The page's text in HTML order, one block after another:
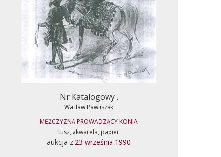
Nr Katalogowy .
Wacław Pawliszak
MĘŻCZYZNA PROWADZĄCY KONIA
tusz, akwarela, papier
aukcja z 23 września 1990